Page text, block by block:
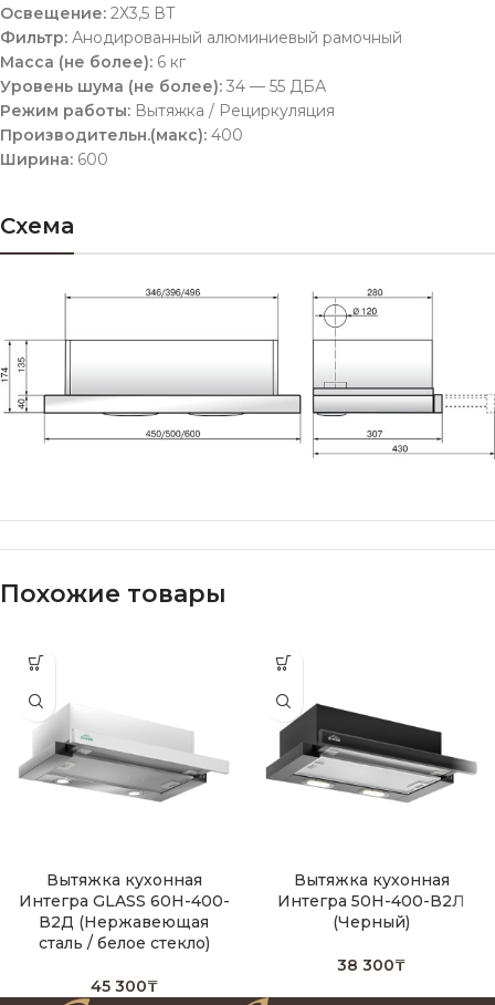
Освещение: 2Х3,5 ВТ
Фильтр: Анодированный алюминиевый рамочный
Масса (не более): 6 кг
Уровень шума (не более): 34 — 55 ДБА
Режим работы: Вытяжка / Рециркуляция
Производительн.(макс): 400
Ширина: 600
Схема
Похожие товары
Вытяжка кухонная
Интегра GLASS 60Н-400-
В2Д (Нержавеющая
сталь / белое стекло)
45 300₸
Вытяжка кухонная
Интегра 50Н-400-В2Л
(Черный)
38 300₸